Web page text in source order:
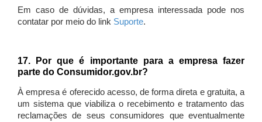
Em caso de dúvidas, a empresa interessada pode nos
contatar por meio do link Suporte.
17. Por que é importante para a empresa fazer
parte do Consumidor.gov.br?
À empresa é oferecido acesso, de forma direta e gratuita, a
um sistema que viabiliza o recebimento e tratamento das
reclamações de seus consumidores que eventualmente